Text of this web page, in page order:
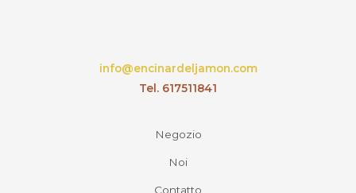
info@encinardeljamon.com
Tel. 617511841
Negozio
Noi
Contatto